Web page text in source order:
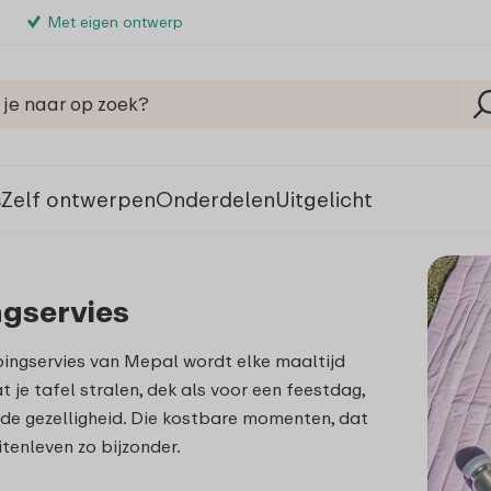
Met eigen ontwerp
Zelf ontwerpenOnderdelenUitgelicht
van Mepal wordt elke maaltijd
je tafel stralen, dek als voor een feestdag,
gezelligheid. Die kostbare momenten, dat
zo bijzonder.